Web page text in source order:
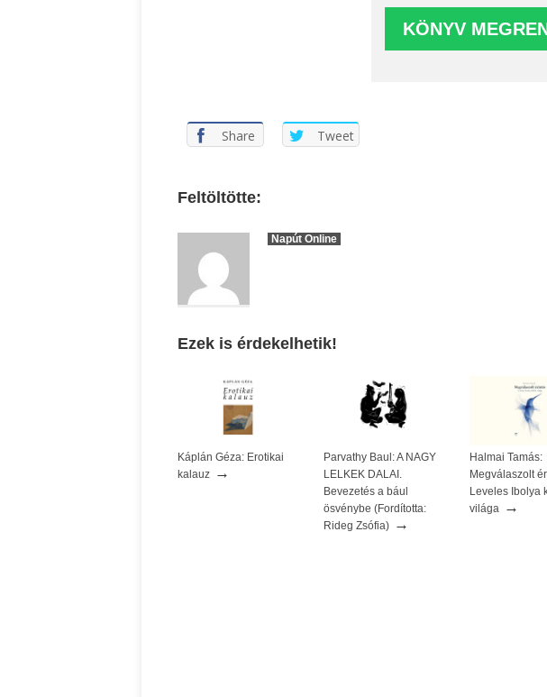
Share Tweet
Feltöltötte:
Napút Online
Ezek is érdekelhetik!
Káplán Géza: Erotikai
kalauz →
Parvathy Baul: A NAGY
LELKEK DALAI.
Bevezetés a bául
ösvénybe (Fordította:
Rideg Zsófia) →
Halmai Tamás:
Megválaszolt
Leveles Ibolya
világa
→